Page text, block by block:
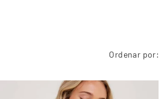
Ordenar por: